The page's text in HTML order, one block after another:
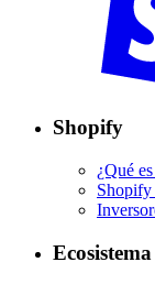
Shopify
¿Qué
Ecosistema